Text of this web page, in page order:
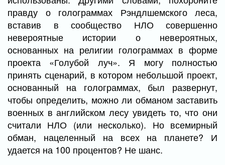
правду о голограммах Рэндлшемского леса,
вставив в сообщество НЛО совершенно
невероятные истории о невероятных,
основанных на религии голограммах в форме
проекта «Голубой луч». Я могу полностью
принять сценарий, в котором небольшой проект,
основанный на голограммах, был развернут,
чтобы определить, можно ли обманом заставить
военных в английском лесу увидеть то, что они
считали НЛО (или несколько). Но всемирный
обман, нацеленный на всех на планете? И
удается на 100 процентов? Не шанс.